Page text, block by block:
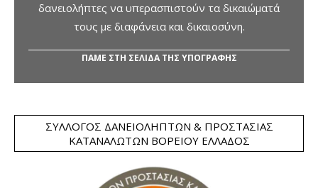
δανειολήπτες να υπερασπιστούν τα δικαιώματά
τους με διαφάνεια και δικαιοσύνη.
ΠΑΜΕ ΣΤΗ ΣΕΛΙΔΑ ΤΗΣ ΥΠΟΓΡΑΦΗΣ
ΣΎΛΛΟΓΟΣ ΔΑΝΕΙΟΛΗΠΤΏΝ & ΠΡΟΣΤΑΣΊΑΣ
ΚΑΤΑΝΑΛΩΤΏΝ ΒΟΡΕΊΟΥ ΕΛΛΆΔΟΣ